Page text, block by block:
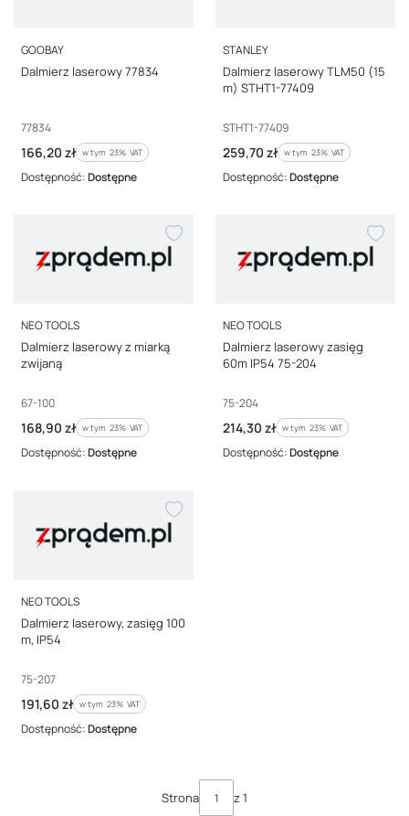
PRODUCENT
GOOBAY
Dalmierz laserowy 77834
Kod producenta
77834
Cena brutto
166,20 zł w tym %s VAT
w tym 23% VAT
Dostępność:Dostępne
PRODUCENT
STANLEY
Dalmierz laserowy TLM50 (15
m) STHT1-77409
Kod producenta
STHT1-77409
Cena brutto
259,70 zł w tym %s VAT
w tym 23% VAT
Dostępność:Dostępne
PRODUCENT
NEO TOOLS
Dalmierz laserowy z miarką
zwijaną
Kod producenta
67-100
Cena brutto
168,90 zł w tym %s VAT
w tym 23% VAT
Dostępność:Dostępne
PRODUCENT
NEO TOOLS
Dalmierz laserowy zasięg
60m IP54 75-204
Kod producenta
75-204
Cena brutto
214,30 zł w tym %s VAT
w tym 23% VAT
Dostępność:Dostępne
PRODUCENT
NEO TOOLS
Dalmierz laserowy, zasięg 100
m, IP54
Kod producenta
75-207
Cena brutto
191,60 zł w tym %s VAT
w tym 23% VAT
Dostępność:Dostępne
Strona z 1